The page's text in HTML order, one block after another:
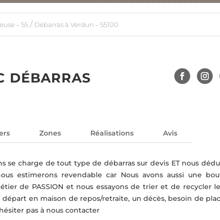
– 55 / Débarras à Verdun – 55100
DÉBARRAS
Zones Réalisations Avis
se charge de tout type de débarras sur devis ET nous
estimerons revendable car Nous avons aussi une
de PASSION et nous essayons de trier et de recycler
en maison de repos/retraite, un décès, besoin de
pas à nous contacter